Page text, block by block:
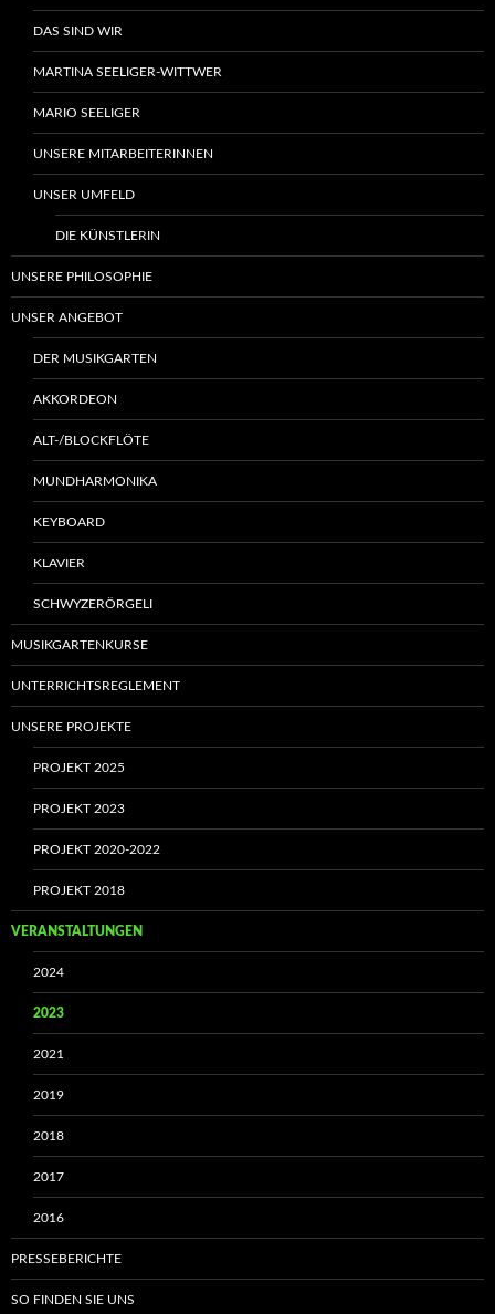
DAS SIND WIR
MARTINA SEELIGER-WITTWER
MARIO SEELIGER
UNSERE MITARBEITERINNEN
UNSER UMFELD
DIE KÜNSTLERIN
UNSERE PHILOSOPHIE
UNSER ANGEBOT
DER MUSIKGARTEN
AKKORDEON
ALT-/BLOCKFLÖTE
MUNDHARMONIKA
KEYBOARD
KLAVIER
SCHWYZERÖRGELI
MUSIKGARTENKURSE
UNTERRICHTSREGLEMENT
UNSERE PROJEKTE
PROJEKT 2025
PROJEKT 2023
PROJEKT 2020-2022
PROJEKT 2018
VERANSTALTUNGEN
2024
2023
2021
2019
2018
2017
2016
PRESSEBERICHTE
SO FINDEN SIE UNS